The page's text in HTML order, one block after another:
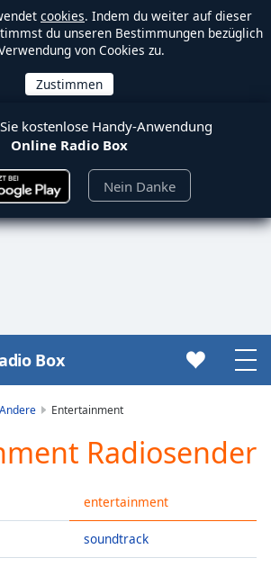
cookies. Indem du weiter auf dieser
du unseren Bestimmungen bezüglich
von Cookies zu.
kostenlose Handy-Anwendung
Online Radio Box
Nein Danke
Box
Andere Entertainment
Radiosender
entertainment
soundtrack